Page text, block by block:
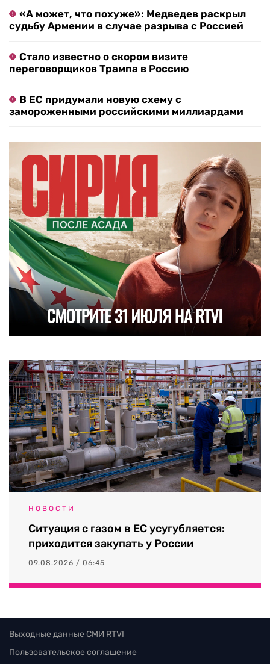
«А может, что похуже»: Медведев раскрыл
судьбу Армении в случае разрыва с Россией
Стало известно о скором визите
переговорщиков Трампа в Россию
В ЕС придумали новую схему с
замороженными российскими миллиардами
НОВОСТИ
Ситуация с газом в ЕС усугубляется:
приходится закупать у России
09.08.2026 / 06:45
Выходные данные СМИ RTVI
Пользовательское соглашение